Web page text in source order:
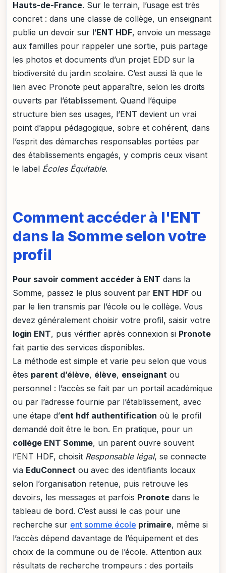
Hauts-de-France. Sur le terrain, l’usage est très
concret : dans une classe de collège, un enseignant
publie un devoir sur l’ENT HDF, envoie un message
aux familles pour rappeler une sortie, puis partage
les photos et documents d’un projet EDD sur la
biodiversité du jardin scolaire. C’est aussi là que le
lien avec Pronote peut apparaître, selon les droits
ouverts par l’établissement. Quand l’équipe
structure bien ses usages, l’ENT devient un vrai
point d’appui pédagogique, sobre et cohérent, dans
l’esprit des démarches responsables portées par
des établissements engagés, y compris ceux visant
le label Écoles Équitable.
Comment accéder à l'ENT
dans la Somme selon votre
profil
Pour savoir comment accéder à ENT dans la
Somme, passez le plus souvent par ENT HDF ou
par le lien transmis par l’école ou le collège. Vous
devez généralement choisir votre profil, saisir votre
login ENT, puis vérifier après connexion si Pronote
fait partie des services disponibles.
La méthode est simple et varie peu selon que vous
êtes parent d’élève, élève, enseignant ou
personnel : l’accès se fait par un portail académique
ou par l’adresse fournie par l’établissement, avec
une étape d’ent hdf authentification où le profil
demandé doit être le bon. En pratique, pour un
collège ENT Somme, un parent ouvre souvent
l’ENT HDF, choisit Responsable légal, se connecte
via EduConnect ou avec des identifiants locaux
selon l’organisation retenue, puis retrouve les
devoirs, les messages et parfois Pronote dans le
tableau de bord. C’est aussi le cas pour une
recherche sur ent somme école primaire, même si
l’accès dépend davantage de l’équipement et des
choix de la commune ou de l’école. Attention aux
résultats de recherche trompeurs : des portails